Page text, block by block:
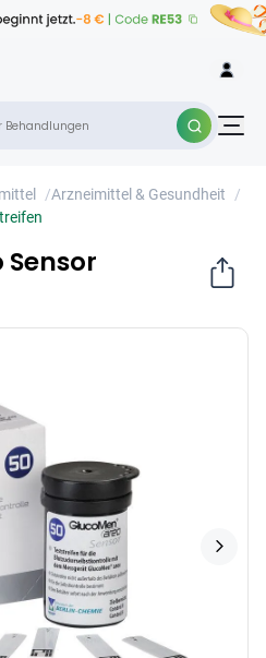
/Arzneimittel & Gesundheit
/
Sensor
×